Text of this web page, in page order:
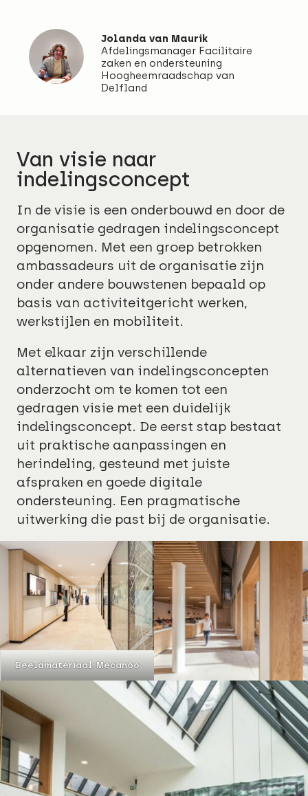
Jolanda van Maurik
Afdelingsmanager Facilitaire
zaken en ondersteuning
Hoogheemraadschap van
Delfland
Van visie naar
indelingsconcept
In de visie is een onderbouwd en door de
organisatie gedragen indelingsconcept
opgenomen. Met een groep betrokken
ambassadeurs uit de organisatie zijn
onder andere bouwstenen bepaald op
basis van activiteitgericht werken,
werkstijlen en mobiliteit.
Met elkaar zijn verschillende
alternatieven van indelingsconcepten
onderzocht om te komen tot een
gedragen visie met een duidelijk
indelingsconcept. De eerst stap bestaat
uit praktische aanpassingen en
herindeling, gesteund met juiste
afspraken en goede digitale
ondersteuning. Een pragmatische
uitwerking die past bij de organisatie.
Beeldmateriaal: Mecanoo